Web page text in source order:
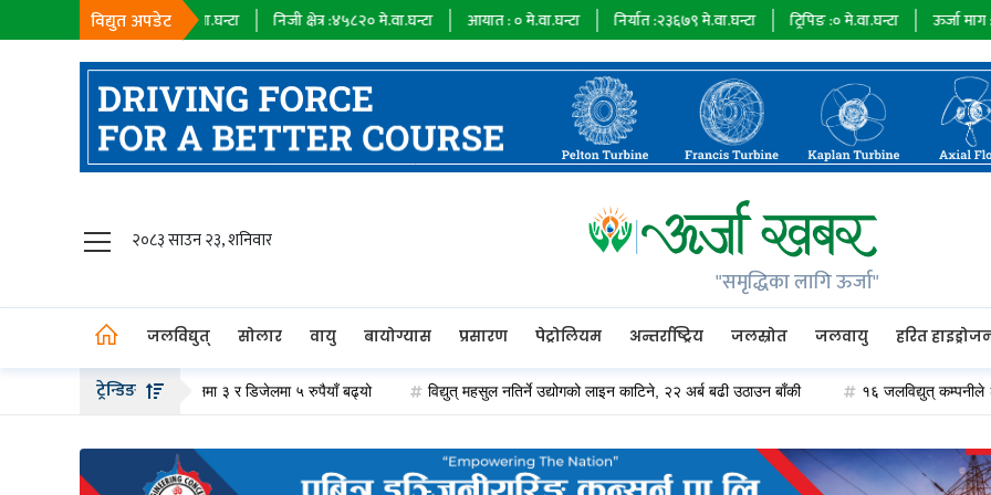
विद्युत अपडेट
मे.वा.घन्टा निजी क्षेत्र :४५८२०मे.वा.घन्टा आयात :०मे.वा.घन्टा निर्यात :२३६७९ मे.वा.घन्टा ट्रिपिङ :०मे.वा.घन्टा ऊर्जा माग :७३४८५
२०८३ साउन २३, शनिवार
"समृद्धिका लागि ऊर्जा"
जलविद्युत् सोलार वायु बायोग्यास प्रसारण पेट्रोलियम अन्तर्राष्ट्रिय जलस्रोत जलवायु हरित
वायु
बायोग्यास
पेट्रोलियम
ट्रेन्डिङ
मूल्य वृद्धि, पेट्रोलमा ३ र डिजेलमा ५ रुपैयाँ बढ्यो विद्युत् महसुल नतिर्ने उद्योगको लाइन काटिने, २२ अर्ब बढी उठाउन बाँकी १६ जलविद्युत् कम्पनीले २० अर्ब